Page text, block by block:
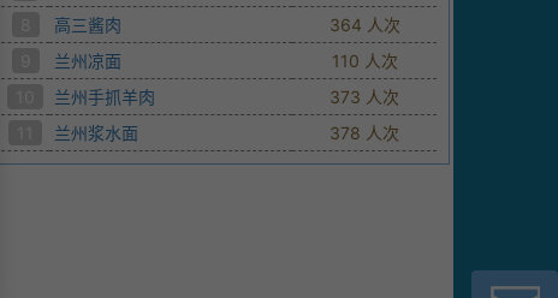
高三酱肉
364 人次
兰州凉面
110 人次
兰州手抓羊肉
373 人次
兰州浆水面 378 人次